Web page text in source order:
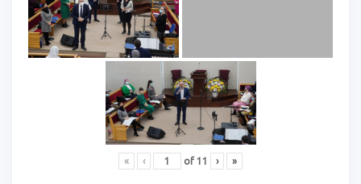
« ‹ of 11 › »